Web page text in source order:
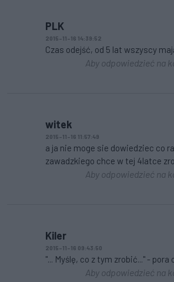
PLK
2015-11-16 14:39:52
Czas odejść, od 5 lat wszyscy
Aby odpowiedzieć na
witek
2015-11-16 11:57:49
a ja nie moge sie dowiedziec co
zawadzkiego chce w tej 4latce
Aby odpowiedzieć na
Kiler
2015-11-16 09:43:50
"... Myślę, co z tym zrobić..." - pora
Aby odpowiedzieć na